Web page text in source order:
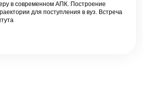
в современном АПК. Построение
для поступления в вуз. Встреча